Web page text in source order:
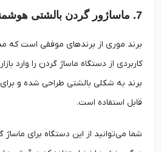
برند موری از برندهای موفقی است که
برند به شکلی بالشتی طراحی شده و برای
قابل استفاده است.
شما می‌توانید از این دستگاه برای ماساژ